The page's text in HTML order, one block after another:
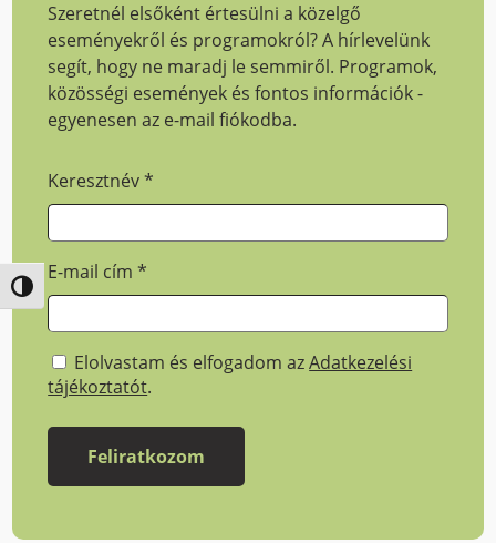
Nagy kontraszt váltása
Szeretnél elsőként értesülni a közelgő
eseményekről és programokról? A hírlevelünk
segít, hogy ne maradj le semmiről. Programok,
közösségi események és fontos információk -
egyenesen az e-mail fiókodba.
Keresztnév*
E-mail cím*
Elolvastam és elfogadom azAdatkezelési
tájékoztatót.